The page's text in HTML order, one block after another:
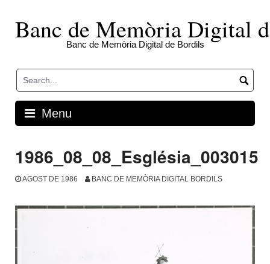
contentBanc de Memòria Digital
Banc de Memòria Digital de Bordils
Menu
1986_08_08_Església_003015
AGOST DE 1986 BANC DE MEMÒRIA DIGITAL BORDILS